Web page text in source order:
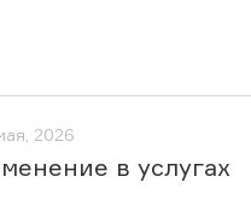
2026
в услугах